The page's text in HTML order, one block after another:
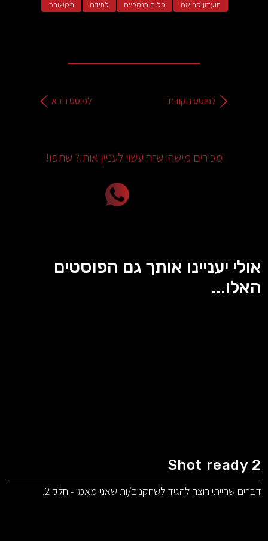
מועדון קריאה כלים מנטליים למידה תקשורת
לפוסט הקודם לפוסט הבא
מכירים מישהו שזה עשוי לעניין אותו? שתפו!
אולי יעניינו אותך גם הפוסטים
האלו...
Shot ready 2
דברים שהייתי רוצה להגיד לשחקנים/ות שאני מאמן - חלק 2.